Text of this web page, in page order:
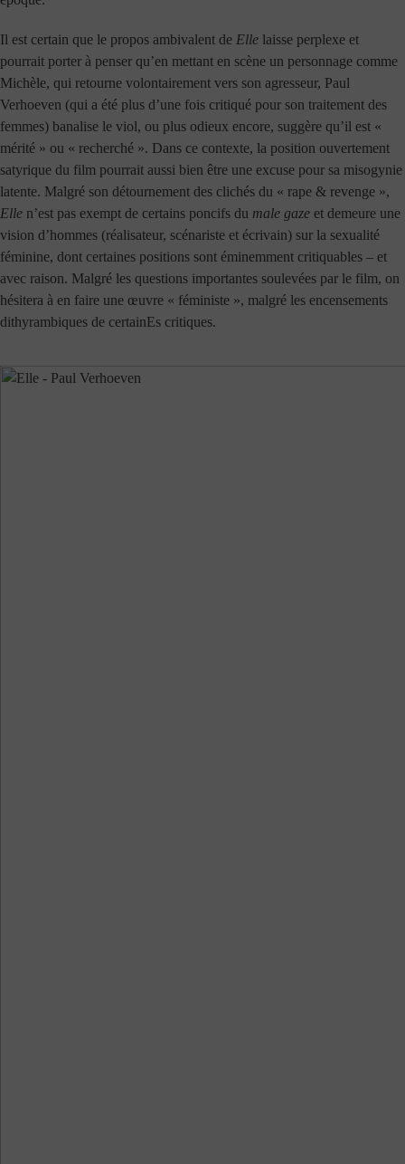
Il est certain que le propos ambivalent de Elle laisse perplexe et
pourrait porter à penser qu’en mettant en scène un personnage comme
Michèle, qui retourne volontairement vers son agresseur, Paul
Verhoeven (qui a été plus d’une fois critiqué pour son traitement des
femmes) banalise le viol, ou plus odieux encore, suggère qu’il est «
mérité » ou « recherché ». Dans ce contexte, la position ouvertement
satyrique du film pourrait aussi bien être une excuse pour sa misogynie
latente. Malgré son détournement des clichés du « rape & revenge »,
Elle n’est pas exempt de certains poncifs du male gaze et demeure une
vision d’hommes (réalisateur, scénariste et écrivain) sur la sexualité
féminine, dont certaines positions sont éminemment critiquables – et
avec raison. Malgré les questions importantes soulevées par le film, on
hésitera à en faire une œuvre « féministe », malgré les encensements
dithyrambiques de certainEs critiques.